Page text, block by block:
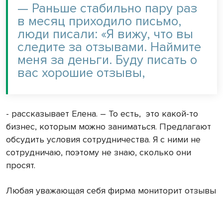
— Раньше стабильно пару раз
в месяц приходило письмо,
люди писали: «Я вижу, что вы
следите за отзывами. Наймите
меня за деньги. Буду писать о
вас хорошие отзывы,
- рассказывает Елена. – То есть, это какой-то
бизнес, которым можно заниматься. Предлагают
обсудить условия сотрудничества. Я с ними не
сотрудничаю, поэтому не знаю, сколько они
просят.
Любая уважающая себя фирма мониторит отзывы